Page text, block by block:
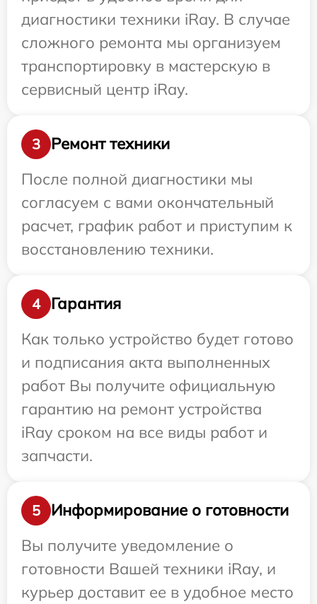
диагностики техники iRay. В случае
сложного ремонта мы организуем
транспортировку в мастерскую в
сервисный центр iRay.
3
Ремонт техники
После полной диагностики мы
согласуем с вами окончательный
расчет, график работ и приступим к
восстановлению техники.
4
Гарантия
Как только устройство будет готово
и подписания акта выполненных
работ Вы получите официальную
гарантию на ремонт устройства
iRay сроком на все виды работ и
запчасти.
5
Информирование о готовности
Вы получите уведомление о
готовности Вашей техники iRay, и
курьер доставит ее в удобное место